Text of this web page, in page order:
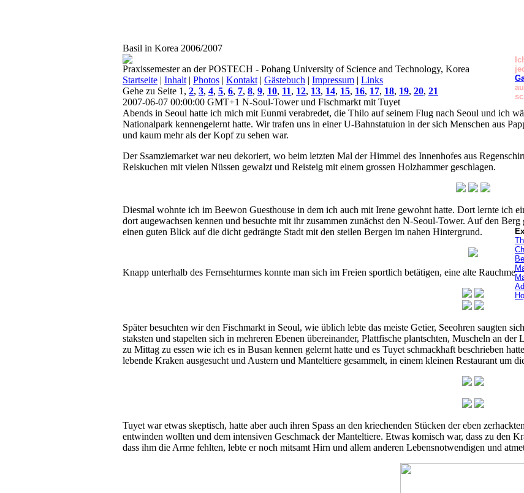
Basil in Korea 2006/2007
Praxissemester an der POSTECH - Pohang University of Science and Technology, Korea
Startseite | Inhalt | Photos | Kontakt | Gästebuch | Impressum | Links
Gehe zu Seite 1, 2, 3, 4, 5, 6, 7, 8, 9, 10, 11, 12, 13, 14, 15, 16, 17, 18, 19, 20, 21
2007-06-07 00:00:00 GMT+1 N-Soul-Tower und Fischmarkt mit Tuyet
Abends in Seoul hatte ich mich mit Eunmi verabredet, die Thilo auf seinem Flug nach Seoul und ich
Nationalpark kennengelernt hatte. Wir trafen uns in einer U-Bahnstatuion in der sich Menschen aus
und kaum mehr als der Kopf zu sehen war.
Der Ssamziemarket war neu dekoriert, wo beim letzten Mal der Himmel des Innenhofes aus
Reiskuchen mit vielen Nüssen gewalzt und Reisteig mit einem grossen Holzhammer geschlagen.
Diesmal wohnte ich im Beewon Guesthouse in dem ich auch mit Irene gewohnt hatte. Dort lernte ich
dort augewachsen kennen und besuchte mit ihr zusammen zunächst den N-Seoul-Tower. Auf den
einen guten Blick auf die dicht gedrängte Stadt mit den steilen Bergen im nahen Hintergrund.
Knapp unterhalb des Fernsehturmes konnte man sich im Freien sportlich betätigen, eine alte
Später besuchten wir den Fischmarkt in Seoul, wie üblich lebte das meiste Getier, Seeohren saugten
staksten und stapelten sich in mehreren Ebenen übereinander, Plattfische plantschten, Muscheln an
zu Mittag zu essen wie ich es in Busan kennen gelernt hatte und es Tuyet schmackhaft beschrieben
lebende Kraken ausgesucht und Austern und Manteltiere gesammelt, in einem kleinen Restaurant um
Tuyet war etwas skeptisch, hatte aber auch ihren Spass an den kriechenden Stücken der eben
entwinden wollten und dem intensiven Geschmack der Manteltiere. Etwas komisch war, dass zu den
dass ihm die Arme fehlten, lebte er noch mitsamt Hirn und allem anderen Lebensnotwendigen und